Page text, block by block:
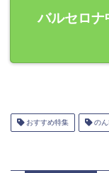
バルセロナ
おすすめ特集 のん